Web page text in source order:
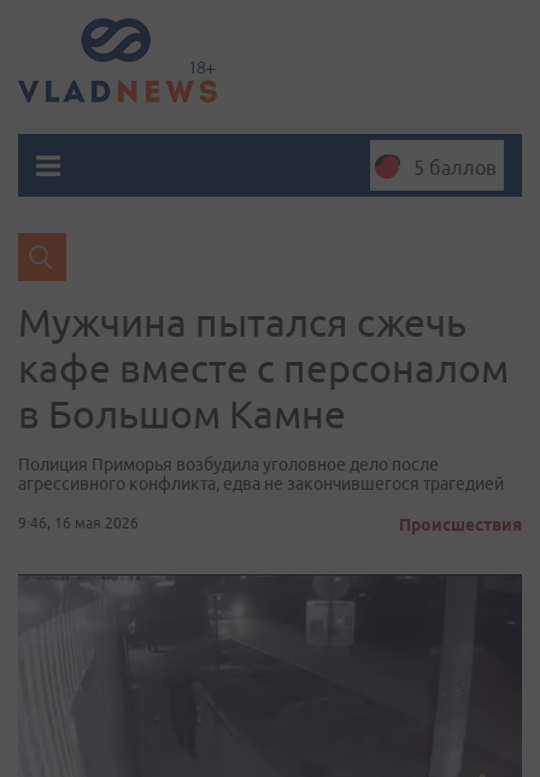
5 баллов
Мужчина пытался сжечь
кафе вместе с персоналом
в Большом Камне
Полиция Приморья возбудила уголовное дело после
агрессивного конфликта, едва не закончившегося трагедией
9:46, 16 мая 2026 Происшествия